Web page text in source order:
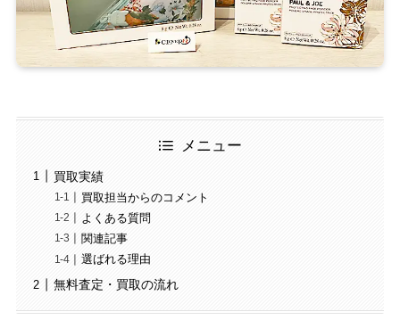
メニュー
買取実績
買取担当からのコメント
よくある質問
関連記事
選ばれる理由
無料査定・買取の流れ